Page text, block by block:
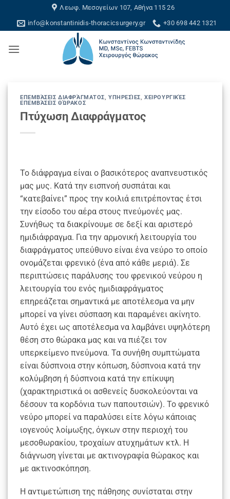
content
Λεωφ. Μεσογείων 107, Αθήνα 115 26
info@konstantinidis-thoracicsurgery.gr
+30 698 442 1321
ΕΠΕΜΒΆΣΕΙΣ ΔΙΑΦΡΆΓΜΑΤΟΣ,ΥΠΗΡΕΣΊΕΣ,ΧΕΙΡΟΥΡΓΙΚΈΣ
ΕΠΕΜΒΆΣΕΙΣ ΘΏΡΑΚΟΣ
Πτύχωση Διαφράγματος
Το διάφραγμα είναι ο βασικότερος αναπνευστικός
μας μυς. Κατά την εισπνοή συσπάται και
“κατεβαίνει” προς την κοιλιά επιτρέποντας έτσι
την είσοδο του αέρα στους πνεύμονές μας.
Συνήθως τα διακρίνουμε σε δεξί και αριστερό
ημιδιάφραγμα. Για την αρμονική λειτουργία του
διαφράγματος υπεύθυνο είναι ένα νεύρο το οποίο
ονομάζεται φρενικό (ένα από κάθε μεριά). Σε
περιπτώσεις παράλυσης του φρενικού νεύρου η
λειτουργία του ενός ημιδιαφράγματος
επηρεάζεται σημαντικά με αποτέλεσμα να μην
μπορεί να γίνει σύσπαση και παραμένει ακίνητο.
Αυτό έχει ως αποτέλεσμα να λαμβάνει υψηλότερη
θέση στο θώρακα μας και να πιέζει τον
υπερκείμενο πνεύμονα. Τα συνήθη συμπτώματα
είναι δύσπνοια στην κόπωση, δύσπνοια κατά την
κολύμβηση ή δύσπνοια κατά την επίκυψη
(χαρακτηριστικά οι ασθενείς δυσκολεύονται να
δέσουν τα κορδόνια των παπουτσιών). Το φρενικό
νεύρο μπορεί να παραλύσει είτε λόγω κάποιας
ιογενούς λοίμωξης, όγκων στην περιοχή του
μεσοθωρακίου, τροχαίων ατυχημάτων κτλ. Η
διάγνωση γίνεται με ακτινογραφία θώρακος και
με ακτινοσκόπηση.
Η αντιμετώπιση της πάθησης συνίσταται στην